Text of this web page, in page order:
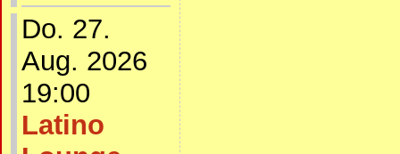
Do. 27.
Aug. 2026
19:00
Latino